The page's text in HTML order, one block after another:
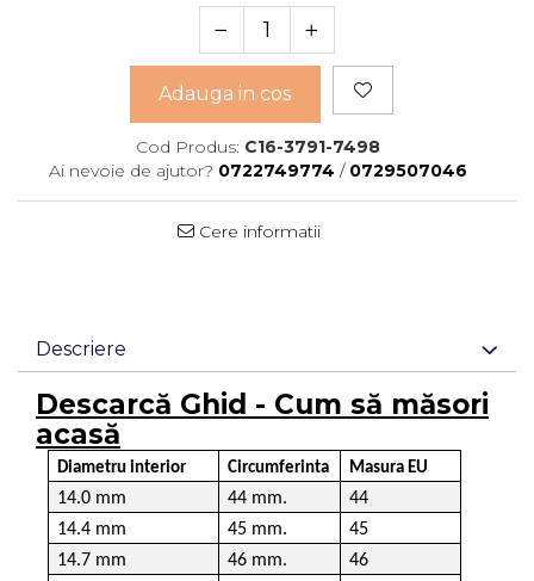
Adauga in cos
Cod Produs: C16-3791-7498
Ai nevoie de ajutor? 0722749774 / 0729507046
Cere informatii
Descriere
Descarcă Ghid - Cum să măsori
acasă
Diametru interior Circumferinta Masura EU
14.0 mm 44 mm.
44
14.4 mm
45 mm.
45
14.7 mm
46 mm.
46